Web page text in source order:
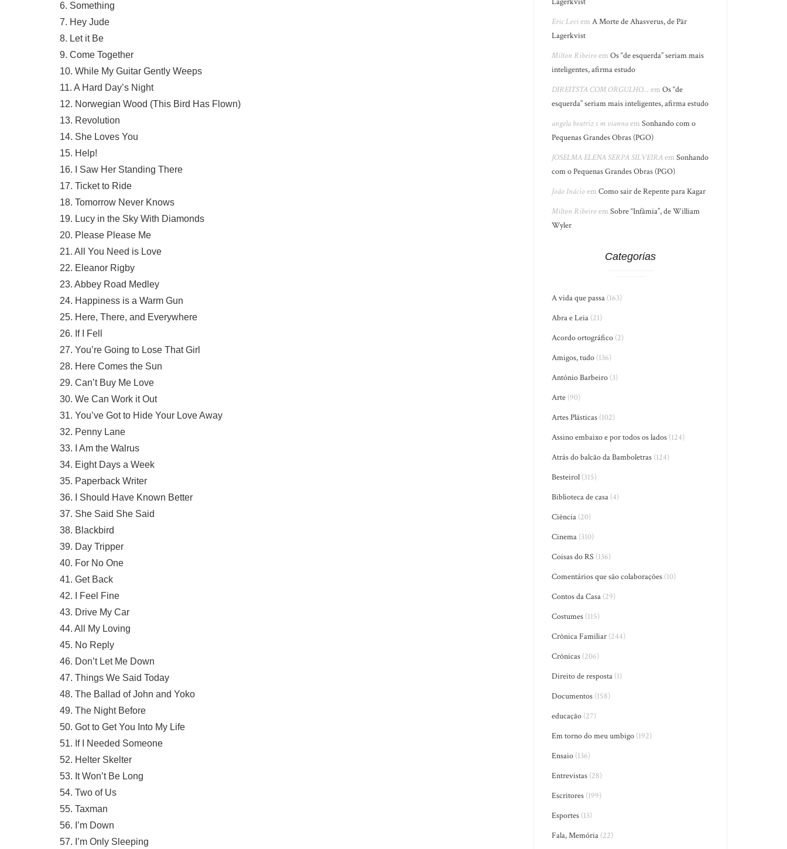
6. Something
7. Hey Jude
8. Let it Be
9. Come Together
10. While My Guitar Gently Weeps
11. A Hard Day’s Night
12. Norwegian Wood (This Bird Has Flown)
13. Revolution
14. She Loves You
15. Help!
16. I Saw Her Standing There
17. Ticket to Ride
18. Tomorrow Never Knows
19. Lucy in the Sky With Diamonds
20. Please Please Me
21. All You Need is Love
22. Eleanor Rigby
23. Abbey Road Medley
24. Happiness is a Warm Gun
25. Here, There, and Everywhere
26. If I Fell
27. You’re Going to Lose That Girl
28. Here Comes the Sun
29. Can’t Buy Me Love
30. We Can Work it Out
31. You’ve Got to Hide Your Love Away
32. Penny Lane
33. I Am the Walrus
34. Eight Days a Week
35. Paperback Writer
36. I Should Have Known Better
37. She Said She Said
38. Blackbird
39. Day Tripper
40. For No One
41. Get Back
42. I Feel Fine
43. Drive My Car
44. All My Loving
45. No Reply
46. Don’t Let Me Down
47. Things We Said Today
48. The Ballad of John and Yoko
49. The Night Before
50. Got to Get You Into My Life
51. If I Needed Someone
52. Helter Skelter
53. It Won’t Be Long
54. Two of Us
55. Taxman
56. I’m Down
57. I’m Only Sleeping
Eric LeviemA Morte de Ahasverus, de Pär
Lagerkvist
Milton RibeiroemOs “de esquerda” seriam mais
inteligentes, afirma estudo
DIREITSTA COM ORGULHO... emOs “de
esquerda” seriam mais inteligentes, afirma estudo
angela beatriz s m viannaemSonhando com o
Pequenas Grandes Obras (PGO)
JOSELMA ELENA SERPA SILVEIRAemSonhando
com o Pequenas Grandes Obras (PGO)
João InácioemComo sair de Repente para Kagar
Milton RibeiroemSobre “Infâmia”, de William
Wyler
Categorias
A vida que passa (163)
Abra e Leia (21)
Acordo ortográfico (2)
Amigos, tudo (136)
António Barbeiro (3)
Arte (90)
Artes Plásticas (102)
Assino embaixo e por todos os lados (124)
Atrás do balcão da Bamboletras (124)
Besteirol (315)
Biblioteca de casa (4)
Ciência (20)
Cinema (310)
Coisas do RS (136)
Comentários que são colaborações (10)
Contos da Casa (29)
Costumes (115)
Crônica Familiar (244)
Crônicas (206)
Direito de resposta (1)
Documentos (158)
educação (27)
Em torno do meu umbigo (192)
Ensaio (136)
Entrevistas (28)
Escritores (199)
Esportes (13)
Fala, Memória (22)